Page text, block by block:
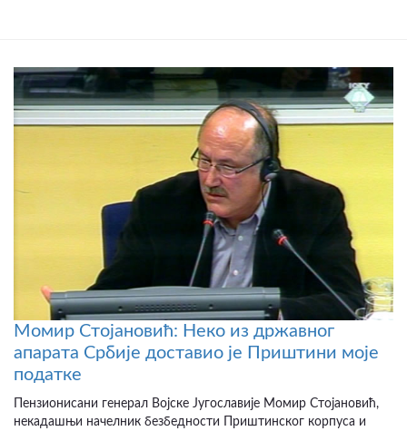
Момир Стојановић: Неко из државног
апарата Србије доставио је Приштини моје
податке
Пензионисани генерал Војске Југославије Момир Стојановић,
некадашњи начелник безбедности Приштинског корпуса и